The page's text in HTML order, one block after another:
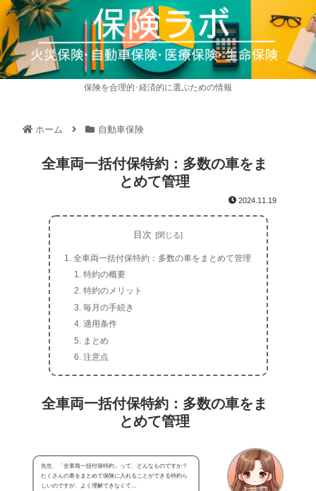
保険を合理的･経済的に選ぶための情報
ホーム 自動車保険
全車両一括付保特約：多数の車をま
とめて管理
2024.11.19
目次
全車両一括付保特約：多数の車をまとめて管理
特約の概要
特約のメリット
毎月の手続き
適用条件
まとめ
注意点
全車両一括付保特約：多数の車をま
とめて管理
先生、「全車両一括付保特約」って、どんなものですか？
たくさんの車をまとめて保険に入れることができる特約ら
しいのですが、よく理解できなくて…